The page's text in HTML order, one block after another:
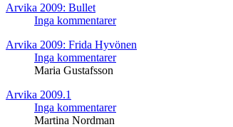
Arvika 2009: Bullet
Inga kommentarer
Arvika 2009: Frida Hyvönen
Inga kommentarer
Maria Gustafsson
Arvika 2009.1
Inga kommentarer
Martina Nordman